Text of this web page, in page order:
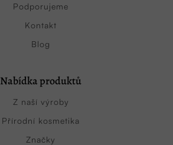
Podporujeme
Kontakt
Blog
Nabídka produktů
Z naší výroby
Přírodní kosmetika
Značky